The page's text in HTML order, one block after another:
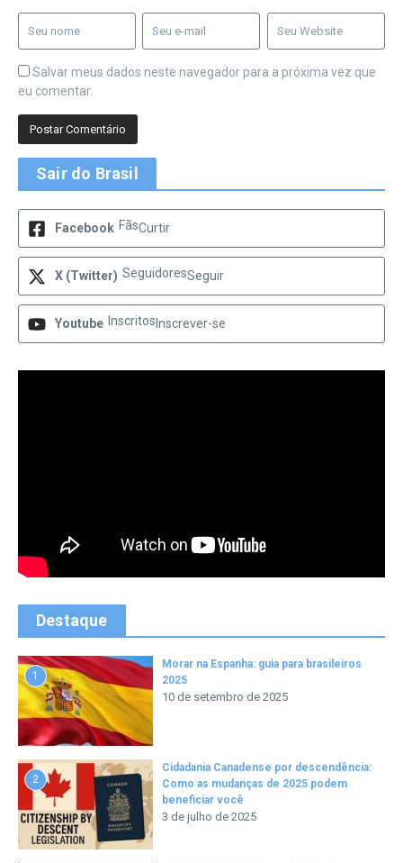
Salvar meus dados neste navegador para a próxima vez que
eu comentar.
Sair do Brasil
Facebook FãsCurtir
X (Twitter) SeguidoresSeguir
Youtube Inscritos Inscrever-se
Destaque
1
Morar na Espanha: guia para brasileiros
2025
10 de setembro de 2025
2
Cidadania Canadense por descendência:
Como as mudanças de 2025 podem
beneficiar você
3 de julho de 2025